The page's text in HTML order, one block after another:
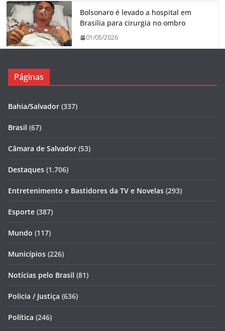
Bolsonaro é levado a hospital em
Brasília para cirurgia no ombro
01/05/2026
Páginas
Bahia/Salvador (337)
Brasil (67)
Câmara de Salvador (53)
Destaques (1.706)
Entretenimento e Bastidores da TV e Novelas (293)
Esporte (387)
Mundo (117)
Municípios (226)
Notícias pelo Brasil (81)
Policia / Justiça (636)
Política (246)